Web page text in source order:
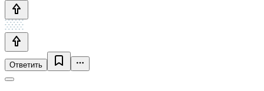
Ответить